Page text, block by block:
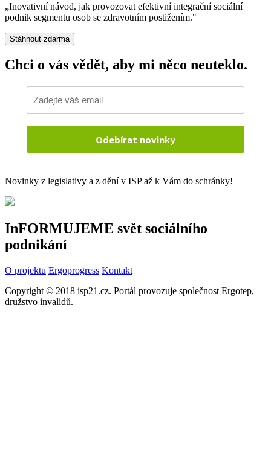
„Inovativní návod, jak provozovat efektivní integrační sociální
podnik segmentu osob se zdravotním postižením."
Stáhnout zdarma
Chci o vás vědět, aby mi něco neuteklo.
Odebírat novinky
Novinky z legislativy a z dění v ISP až k Vám do schránky!
InFORMUJEME svět sociálního
podnikání
O projektu Ergoprogress Kontakt
Copyright © 2018 isp21.cz. Portál provozuje společnost Ergotep,
družstvo invalidů.